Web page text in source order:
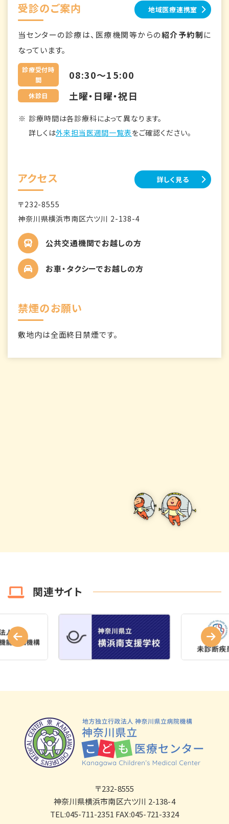
受診のご案内 地域医療連携室
当センターの診療は、医療機関等からの紹介予約制に
なっています。
診療受付時
間
08:30～15:00
休診日 土曜・日曜・祝日
診療時間は各診療科によって異なります。
詳しくは外来担当医週間一覧表をご確認ください。
アクセス 詳しく見る
〒232-8555
神奈川県横浜市南区六ツ川 2-138-4
公共交通機関でお越しの方
お車・タクシーでお越しの方
禁煙のお願い
敷地内は全面終日禁煙です。
関連サイト
〒232-8555
神奈川県横浜市南区六ツ川 2-138-4
TEL:045-711-2351 FAX:045-721-3324